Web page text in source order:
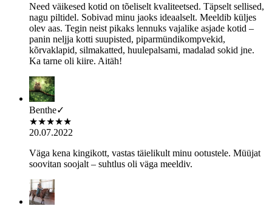
Need väikesed kotid on tõeliselt kvaliteetsed. Täpselt sellised,
nagu piltidel. Sobivad minu jaoks ideaalselt. Meeldib küljes
olev aas. Tegin neist pikaks lennuks vajalike asjade kotid –
panin neljja kotti suupisted, piparmündikompvekid,
kõrvaklapid, silmakatted, huulepalsami, madalad sokid jne.
Ka tarne oli kiire. Aitäh!
Benthe✓
★★★★★
20.07.2022
Väga kena kingikott, vastas täielikult minu ootustele. Müüjat
soovitan soojalt – suhtlus oli väga meeldiv.